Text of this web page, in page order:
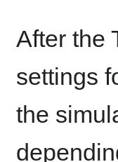
After the
settings
the